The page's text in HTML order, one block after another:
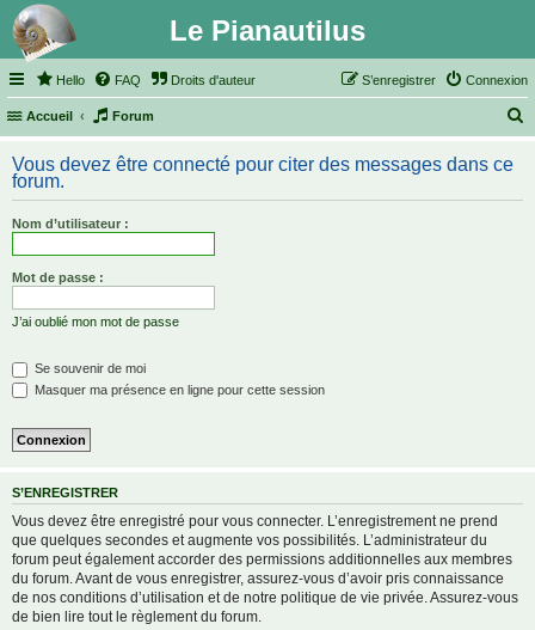
Le Pianautilus
Hello FAQ Droits d'auteur Connexion
S’enregistrer
Accueil Forum
Vous devez être connecté pour citer des messages dans ce
forum.
Nom d’utilisateur :
Mot de passe :
J’ai oublié mon mot de passe
Se souvenir de moi
Masquer ma présence en ligne pour cette session
S’ENREGISTRER
Vous devez être enregistré pour vous connecter. L’enregistrement ne prend
que quelques secondes et augmente vos possibilités. L’administrateur du
forum peut également accorder des permissions additionnelles aux membres
du forum. Avant de vous enregistrer, assurez-vous d’avoir pris connaissance
de nos conditions d’utilisation et de notre politique de vie privée. Assurez-vous
de bien lire tout le règlement du forum.